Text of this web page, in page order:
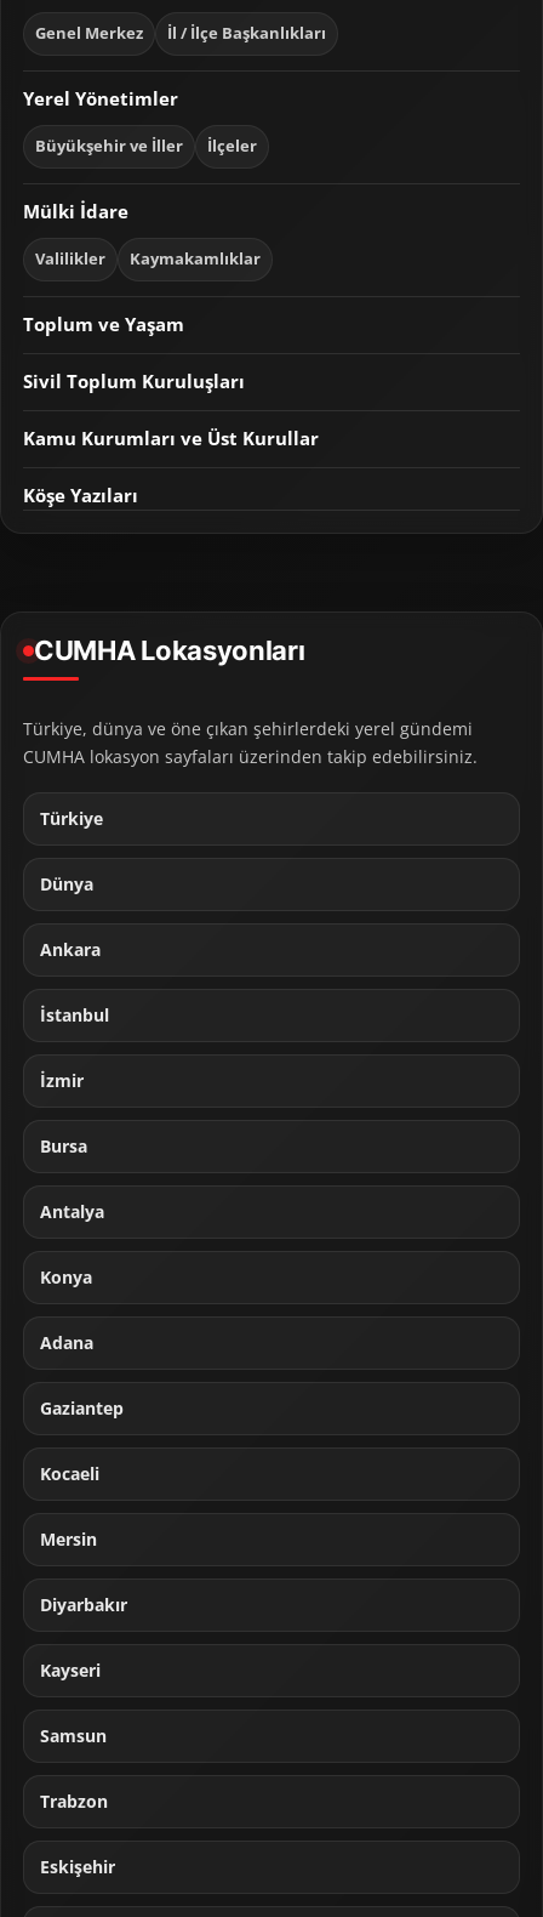
Genel Merkez İl / İlçe Başkanlıkları
Yerel Yönetimler
Büyükşehir ve İller İlçeler
Mülki İdare
Valilikler Kaymakamlıklar
Toplum ve Yaşam
Sivil Toplum Kuruluşları
Kamu Kurumları ve Üst Kurullar
Köşe Yazıları
CUMHA Lokasyonları
Türkiye, dünya ve öne çıkan şehirlerdeki yerel gündemi
CUMHA lokasyon sayfaları üzerinden takip edebilirsiniz.
Türkiye
Dünya
Ankara
İstanbul
İzmir
Bursa
Antalya
Konya
Adana
Gaziantep
Kocaeli
Mersin
Diyarbakır
Kayseri
Samsun
Trabzon
Eskişehir